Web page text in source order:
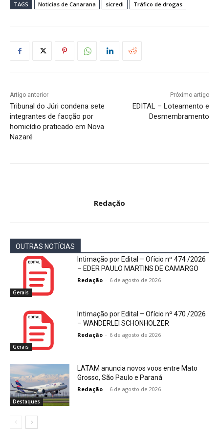
TAGS Noticias de Canarana sicredi Tráfico de drogas
Artigo anterior
Tribunal do Júri condena sete
integrantes de facção por
homicídio praticado em Nova
Nazaré
Próximo artigo
EDITAL – Loteamento e
Desmembramento
Redação
OUTRAS NOTÍCIAS
Gerais
Intimação por Edital – Ofício nº 474 /2026
– EDER PAULO MARTINS DE CAMARGO
Redação - 6 de agosto de 2026
Gerais
Intimação por Edital – Ofício nº 470 /2026
– WANDERLEI SCHONHOLZER
Redação - 6 de agosto de 2026
Destaques
LATAM anuncia novos voos entre Mato
Grosso, São Paulo e Paraná
Redação - 6 de agosto de 2026